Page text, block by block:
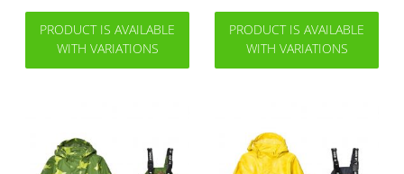
PRODUCT IS AVAILABLE
WITH VARIATIONS
PRODUCT IS AVAILABLE
WITH VARIATIONS